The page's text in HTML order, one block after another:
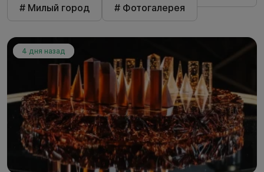
# Милый город
# Фотогалерея
4 дня назад